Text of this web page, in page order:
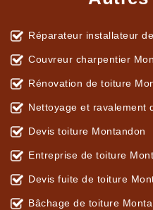
Réparateur installateur
Couvreur charpentier
Rénovation de toiture
Nettoyage et ravalement
Devis toiture Montandon
Entreprise de toiture
Devis fuite de toiture
Bâchage de toiture